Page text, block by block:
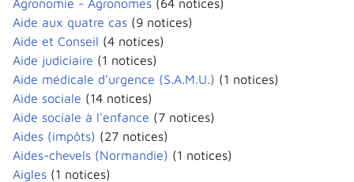
Agronomie - Agronomes (64 notices)
Aide aux quatre cas (9 notices)
Aide et Conseil (4 notices)
Aide judiciaire (1 notices)
Aide médicale d'urgence (S.A.M.U.) (1 notices)
Aide sociale (14 notices)
Aide sociale à l'enfance (7 notices)
Aides (impôts) (27 notices)
Aides-chevels (Normandie) (1 notices)
Aigles (1 notices)